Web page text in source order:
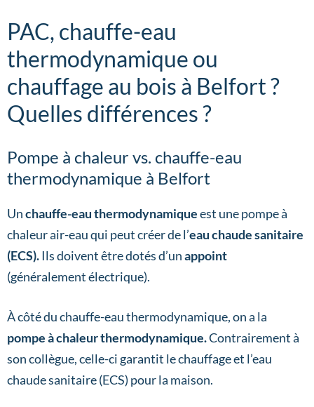
PAC, chauffe-eau
thermodynamique ou
chauffage au bois à Belfort ?
Quelles différences ?
Pompe à chaleur vs. chauffe-eau
thermodynamique à Belfort
Unchauffe-eau thermodynamiqueest une pompe à
chaleur air-eau qui peut créer de l’eau chaude sanitaire
(ECS).Ils doivent être dotés d’unappoint
(généralement électrique).
À côté du chauffe-eau thermodynamique, on a la
pompe à chaleur thermodynamique.Contrairement à
son collègue, celle-ci garantit le chauffage et l’eau
chaude sanitaire (ECS) pour la maison.